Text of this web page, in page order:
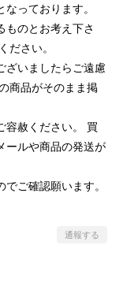
っております。
ものとお考え下さ
ださい。
ざいましたらご遠慮
商品がそのまま掲
容赦ください。 買
ールや商品の発送が
ご確認願います。
通報する